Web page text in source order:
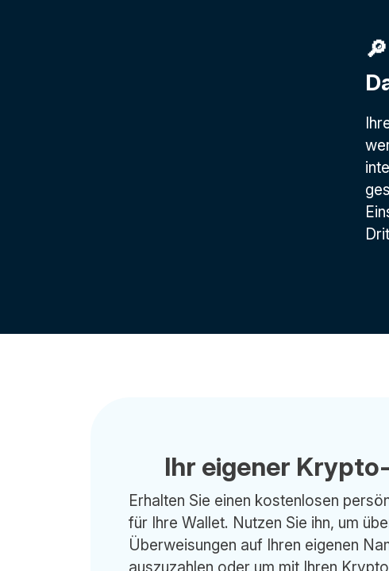
🔎
Ihr eigener
Erhalten Sie einen kostenlosen
für Ihre Wallet. Nutzen Sie ihn, um
Überweisungen auf Ihren eigenen
auszuzahlen oder um mit Ihren Krypto